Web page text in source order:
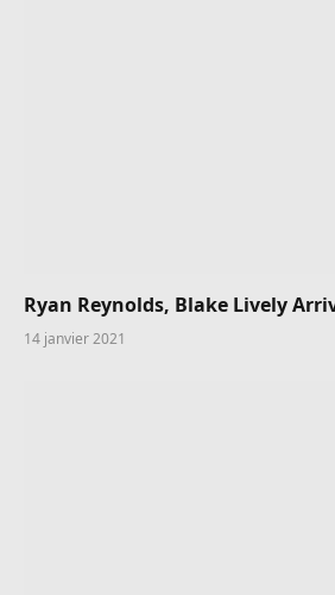
Ryan Reynolds, Blake Lively
14 janvier 2021